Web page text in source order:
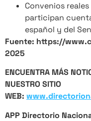
Convenios
participan
español y del
Fuente: https://
2025
ENCUENTRA MÁS
NUESTRO SITIO
WEB:
APP Directorio